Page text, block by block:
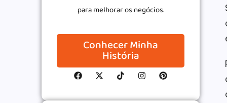
para melhorar os negócios.
Conhecer Minha
História